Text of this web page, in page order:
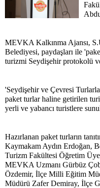
MEVKA Kalkınma Ajansı,
Belediyesi, paydaşları ile
turizmi Seydişehir protokolü
'Seydişehir ve Çevresi
paket turlar haline getirilen
yerli ve yabancı turistlere
Hazırlanan paket turların
Kaymakam Aydın Erdoğan,
Turizm Fakültesi Öğretim
MEVKA Uzmanı Gürbüz
Özdemir, İlçe Milli Eğitim
Müdürü Zafer Demiray, İlçe